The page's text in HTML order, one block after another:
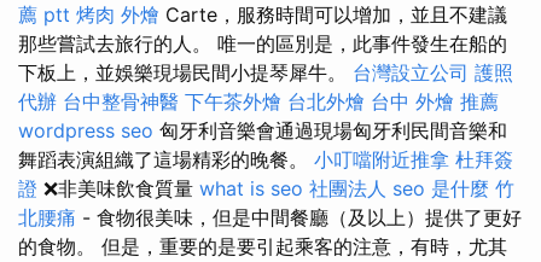
薦 ptt 烤肉 外燴 Carte，服務時間可以增加，並且不建議
那些嘗試去旅行的人。 唯一的區別是，此事件發生在船的
下板上，並娛樂現場民間小提琴犀牛。 台灣設立公司 護照
代辦 台中整骨神醫 下午茶外燴 台北外燴 台中 外燴 推薦
wordpress seo 匈牙利音樂會通過現場匈牙利民間音樂和
舞蹈表演組織了這場精彩的晚餐。 小叮噹附近推拿 杜拜簽
證 ❌非美味飲食質量 what is seo 社團法人 seo 是什麼 竹
北腰痛 - 食物很美味，但是中間餐廳（及以上）提供了更好
的食物。 但是，重要的是要引起乘客的注意，有時，尤其